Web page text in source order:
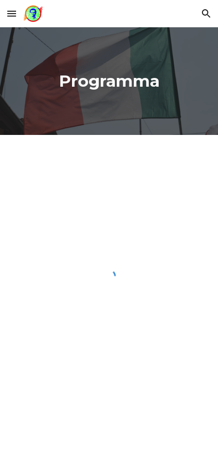
Skip to main content Skip to navigation
Programma